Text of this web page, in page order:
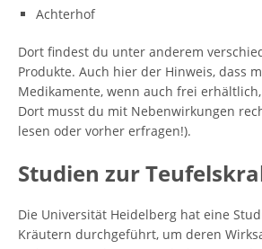
Achterhof
Dort findest du unter anderem
Produkte. Auch hier der Hinweis, dass
Medikamente, wenn auch frei
Dort musst du mit Nebenwirkungen
lesen oder vorher erfragen!).
Studien zur
Die Universität Heidelberg hat eine
Kräutern durchgeführt, um deren